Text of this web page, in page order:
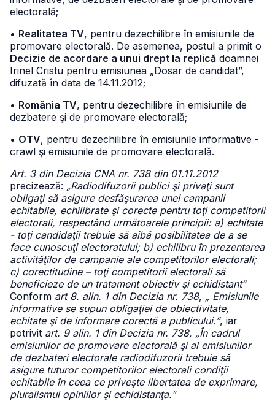
electorală;
• Realitatea TV, pentru dezechilibre în emisiunile de
promovare electorală. De asemenea, postul a primit o
Decizie de acordare a unui drept la replică doamnei
Irinel Cristu pentru emisiunea „Dosar de candidat”,
difuzată în data de 14.11.2012;
• România TV, pentru dezechilibre în emisiunile de
dezbatere şi de promovare electorală;
• OTV, pentru dezechilibre în emisiunile informative -
crawl şi emisiunile de promovare electorală.
Art. 3 din Decizia CNA nr. 738 din 01.11.2012
precizează: „Radiodifuzorii publici şi privaţi sunt
obligaţi să asigure desfăşurarea unei campanii
echitabile, echilibrate şi corecte pentru toţi competitorii
electorali, respectând următoarele principii: a) echitate
- toţi candidaţii trebuie să aibă posibilitatea de a se
face cunoscuţi electoratului; b) echilibru în prezentarea
activităţilor de campanie ale competitorilor electorali;
c) corectitudine – toţi competitorii electorali să
beneficieze de un tratament obiectiv şi echidistant“
Conform art 8. alin. 1 din Decizia nr. 738, „ Emisiunile
informative se supun obligaţiei de obiectivitate,
echitate şi de informare corectă a publicului.”, iar
potrivit art. 9 alin. 1 din Decizia nr. 738, „În cadrul
emisiunilor de promovare electorală şi al emisiunilor
de dezbateri electorale radiodifuzorii trebuie să
asigure tuturor competitorilor electorali condiţii
echitabile în ceea ce priveşte libertatea de exprimare,
pluralismul opiniilor şi echidistanţa."